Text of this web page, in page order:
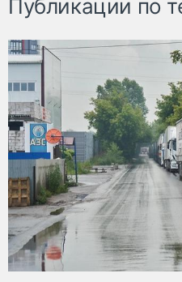
Публикации по